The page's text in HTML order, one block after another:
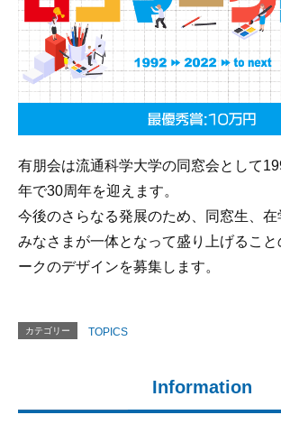
有朋会は流通科学大学の同窓会として
年で30周年を迎えます。
今後のさらなる発展のため、同窓生、
みなさまが一体となって盛り上げるこ
ークのデザインを募集します。
カテゴリー TOPICS
Information